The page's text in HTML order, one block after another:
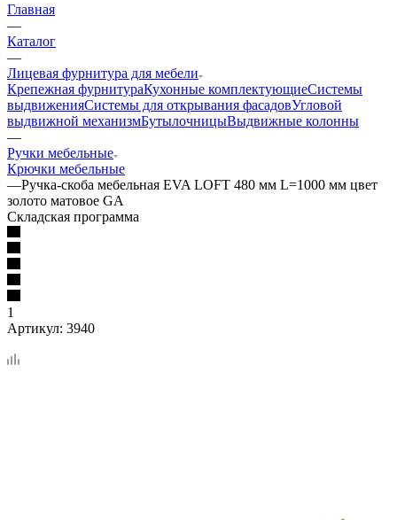
Главная
—
Каталог
—
Лицевая фурнитура для мебели
Крепежная фурнитураКухонные комплектующиеСистемы
выдвиженияСистемы для открывания фасадовУгловой
выдвижной механизмБутылочницыВыдвижные колонны
—
Ручки мебельные
Крючки мебельные
—Ручка-скоба мебельная EVA LOFT 480 мм L=1000 мм цвет
золото матовое GA
Складская программа
1
Артикул: 3940